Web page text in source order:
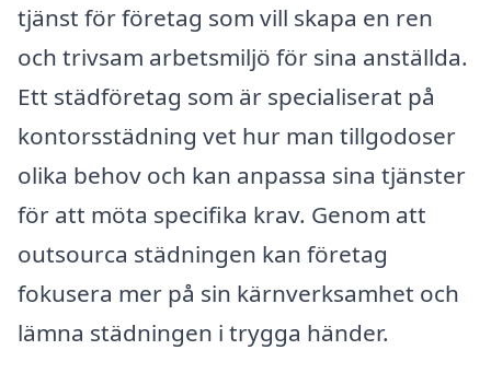
tjänst för företag som vill skapa en ren
och trivsam arbetsmiljö för sina anställda.
Ett städföretag som är specialiserat på
kontorsstädning vet hur man tillgodoser
olika behov och kan anpassa sina tjänster
för att möta specifika krav. Genom att
outsourca städningen kan företag
fokusera mer på sin kärnverksamhet och
lämna städningen i trygga händer.